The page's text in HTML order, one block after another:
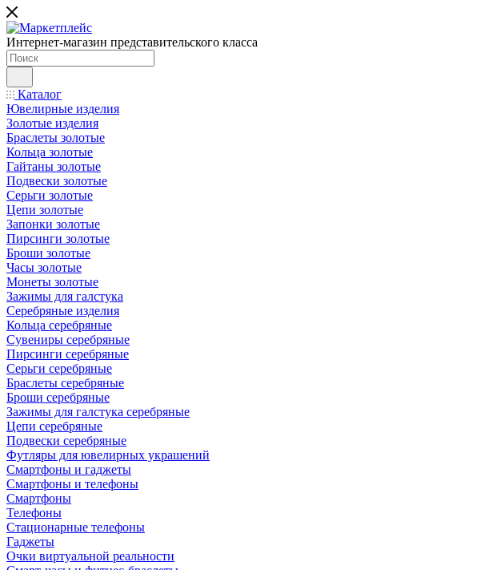
Интернет-магазин представительского класса
Каталог
Ювелирные изделия
Золотые изделия
Браслеты золотые
Кольца золотые
Гайтаны золотые
Подвески золотые
Серьги золотые
Цепи золотые
Запонки золотые
Пирсинги золотые
Броши золотые
Часы золотые
Монеты золотые
Зажимы для галстука
Серебряные изделия
Кольца серебряные
Сувениры серебряные
Пирсинги серебряные
Серьги серебряные
Браслеты серебряные
Броши серебряные
Зажимы для галстука серебряные
Цепи серебряные
Подвески серебряные
Футляры для ювелирных украшений
Смартфоны и гаджеты
Смартфоны и телефоны
Смартфоны
Телефоны
Стационарные телефоны
Гаджеты
Очки виртуальной реальности